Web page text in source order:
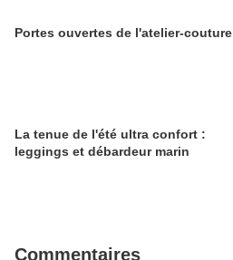
Portes ouvertes de l'atelier-couture
La tenue de l'été ultra confort :
leggings et débardeur marin
Commentaires